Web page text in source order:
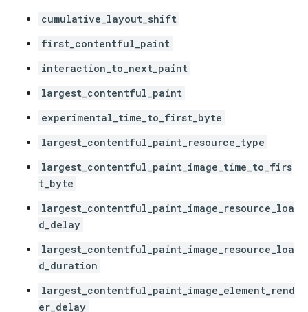
cumulative_layout_shift
first_contentful_paint
interaction_to_next_paint
largest_contentful_paint
experimental_time_to_first_byte
largest_contentful_paint_resource_type
largest_contentful_paint_image_time_to_firs
t_byte
largest_contentful_paint_image_resource_loa
d_delay
largest_contentful_paint_image_resource_loa
d_duration
largest_contentful_paint_image_element_rend
er_delay